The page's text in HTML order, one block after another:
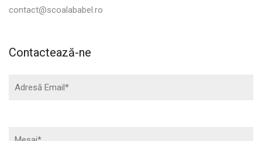
contact@scoalababel.ro
Contactează-ne